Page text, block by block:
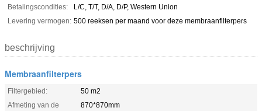
Betalingscondities:
L/C, T/T, D/A, D/P, Western Union
Levering vermogen: 500 reeksen per maand voor deze membraanfilterpers
beschrijving
Membraanfilterpers
Filtergebied:
50 m2
Afmeting van de
870*870mm